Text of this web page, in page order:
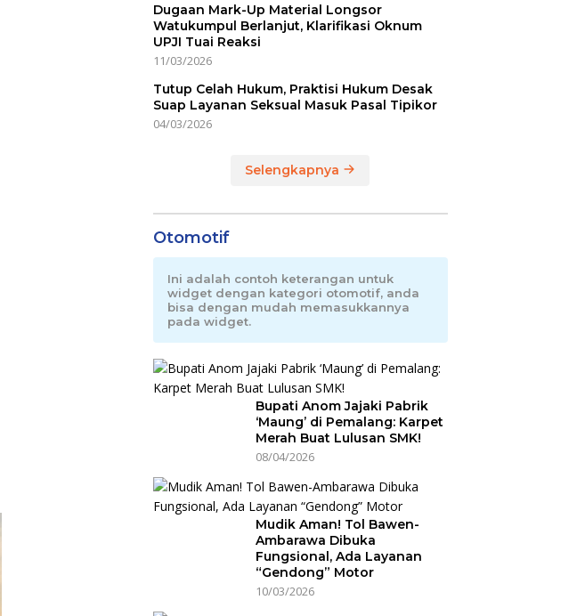
Dugaan Mark-Up Material Longsor
Watukumpul Berlanjut, Klarifikasi Oknum
UPJI Tuai Reaksi
11/03/2026
Tutup Celah Hukum, Praktisi Hukum Desak
Suap Layanan Seksual Masuk Pasal Tipikor
04/03/2026
Selengkapnya
Otomotif
Ini adalah contoh keterangan untuk
widget dengan kategori otomotif, anda
bisa dengan mudah memasukkannya
pada widget.
Bupati Anom Jajaki Pabrik
‘Maung’ di Pemalang: Karpet
Merah Buat Lulusan SMK!
08/04/2026
Mudik Aman! Tol Bawen-
Ambarawa Dibuka
Fungsional, Ada Layanan
“Gendong” Motor
10/03/2026